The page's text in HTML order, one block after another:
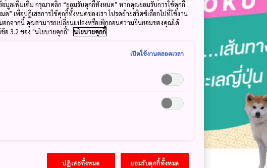
อมูลเพิ่มเติม กรุณาคลิก “ยอมรับคุกกี้ทั้งหมด” หากคุณยอมรับการใช้คุกกี้
” เพื่อปฏิเสธการใช้คุกกี้ทั้งหมดของเรา โปรดย้ายสวิตช์เลือกไปที่ใช้งาน
อกจากนี้ คุณสามารถเปลี่ยนแปลงหรือเพิกถอนความยินยอมของคุณได้
อ 3.2 ของ "นโยบายคุกกี้" นโยบายคุกกี้
เปิดใช้งานตลอดเวลา
ปฏิเสธทั้งหมด ยอมรับคุกกี้ทั้งหมด